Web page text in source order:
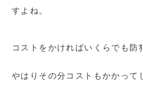
すよね。
コストをかければいくらでも防
やはりその分コストもかかって